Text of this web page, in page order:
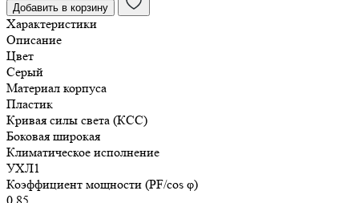
ЖКУ-33
Виктория
Добавить в корзину
Характеристики
Описание
Цвет
Серый
Материал корпуса
Пластик
Кривая силы света (КСС)
Боковая широкая
Климатическое исполнение
УХЛ1
Коэффициент мощности (PF/cos φ)